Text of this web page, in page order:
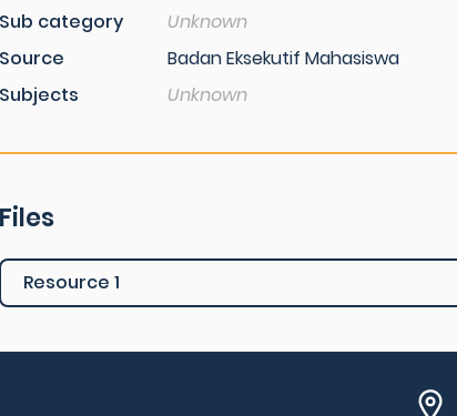
Sub category
Unknown
Source
Badan Eksekutif Mahasiswa
Subjects
Unknown
Files
Resource 1